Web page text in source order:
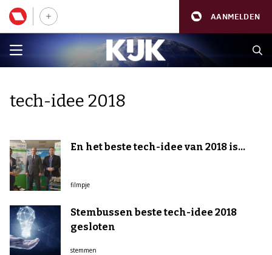
AANMELDEN
tech-idee 2018
En het beste tech-idee van 2018 is...
filmpje
Stembussen beste tech-idee 2018
gesloten
stemmen